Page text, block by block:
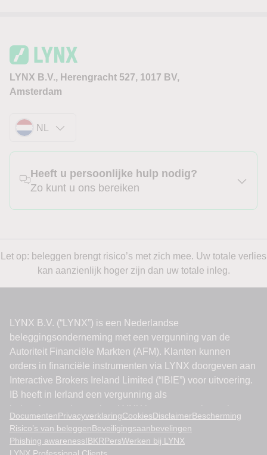
LYNX B.V., Herengracht 527, 1017 BV,
Amsterdam
NL
Heeft u persoonlijke hulp nodig?
Zo kunt u ons bereiken
Let op: beleggen brengt risico’s met zich mee. Uw totale verlies
kan aanzienlijk hoger zijn dan uw totale inleg.
DocumentenPrivacyverklaringCookiesDisclaimerBescherming
Risico’s van beleggenBeveiligingsaanbevelingen
Phishing awarenessIBKRPersWerken bij LYNX